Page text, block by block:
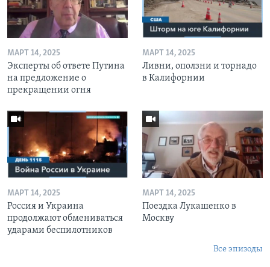
МАРТ 14, 2025
Эксперты об ответе Путина
на предложение о
прекращении огня
МАРТ 14, 2025
Ливни, оползни и торнадо
в Калифорнии
МАРТ 14, 2025
Россия и Украина
продолжают обмениваться
ударами беспилотников
МАРТ 14, 2025
Поездка Лукашенко в
Москву
Все эпизоды